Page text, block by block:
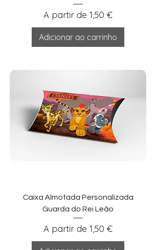
A partir de 1,50 €
Preço promocional
Adicionar ao carrinho
Caixa Almofada Personalizada
Guarda do Rei Leão
A partir de 1,50 €
Preço promocional